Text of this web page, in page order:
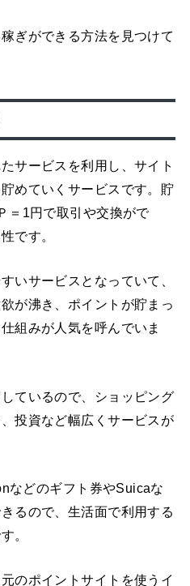
ぎができる方法を見つけて
サービスを利用し、サイト
めていくサービスです。貯
＝1円で取引や交換がで
です。
いサービスとなっていて、
が沸き、ポイントが貯まっ
組みが人気を呼んでいま
ているので、ショッピング
投資など幅広くサービスが
などのギフト券やSuicaな
るので、生活面で利用する
。
のポイントサイトを使うイ